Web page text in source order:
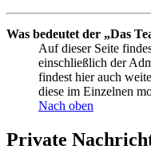
Was bedeutet der „Das
Auf dieser Seite
einschließlich der
findest hier auch
diese im Einzelnen
Nach oben
Private